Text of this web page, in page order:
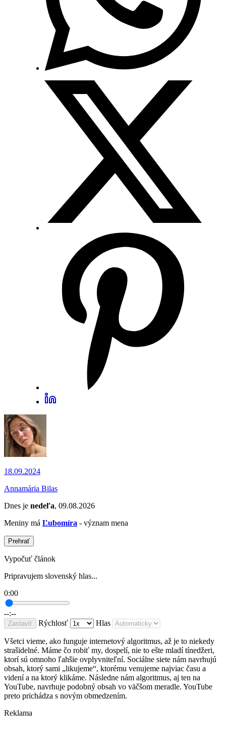
18.09.2024
Annamária Bilas
Dnes je nedeľa, 09.08.2026
Meniny má Ľubomíra - význam mena
Prehrať
Vypočuť článok
Pripravujem slovenský hlas...
0:00
--:--
Zastaviť Rýchlosť Hlas
Všetci vieme, ako funguje internetový algoritmus, až je to niekedy
strašidelné. Máme čo robiť my, dospelí, nie to ešte mladí tínedžeri,
ktorí sú omnoho ľahšie ovplyvniteľní. Sociálne siete nám navrhujú
obsah, ktorý sami „likujeme“, ktorému venujeme najviac času a
videní a na ktorý klikáme. Následne nám algoritmus, aj ten na
YouTube, navrhuje podobný obsah vo väčšom meradle. YouTube
preto prichádza s novým obmedzením.
Reklama